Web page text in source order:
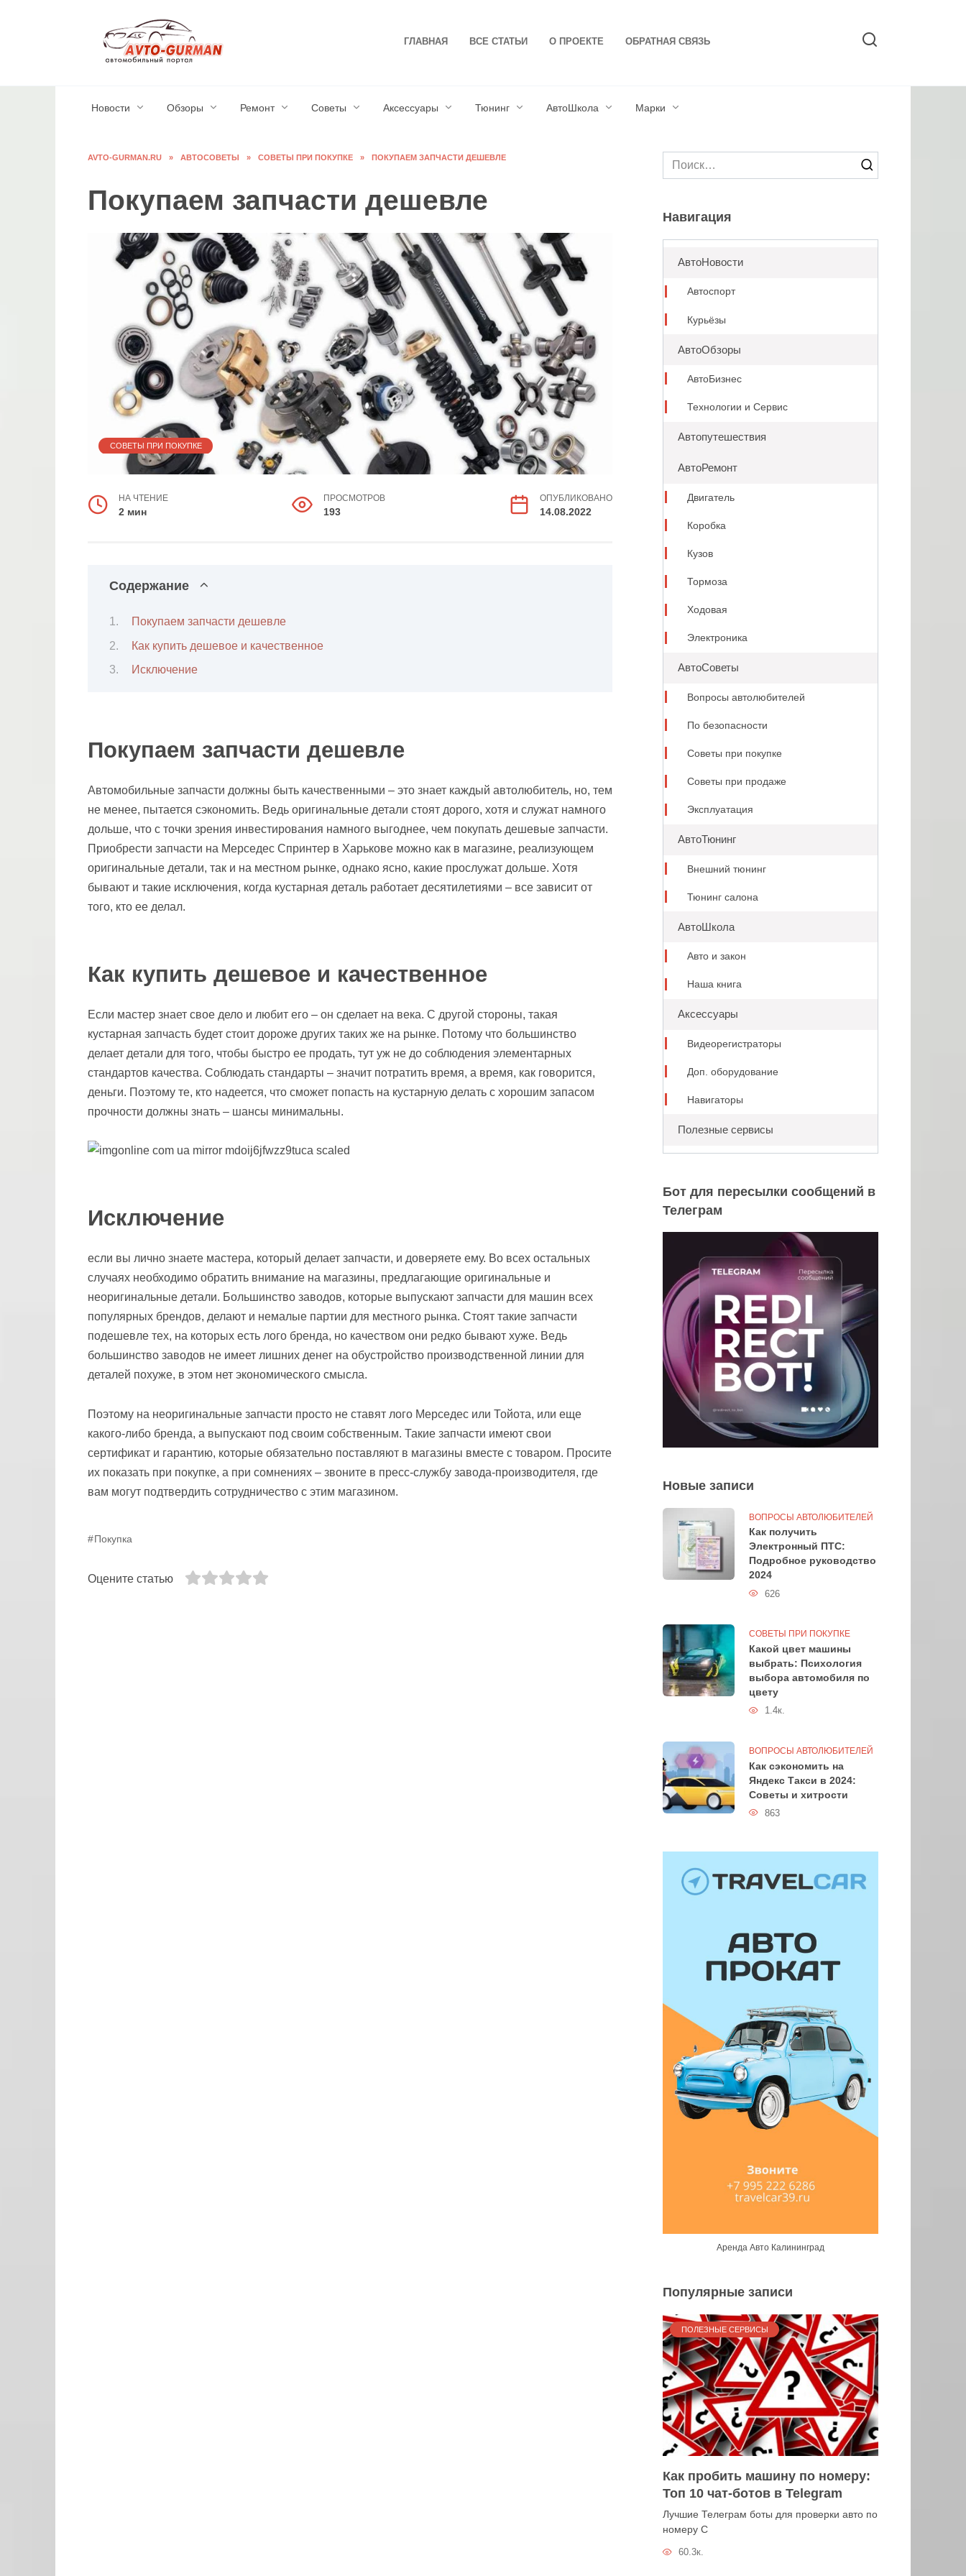
ГЛАВНАЯ ВСЕ СТАТЬИ О ПРОЕКТЕ ОБРАТНАЯ СВЯЗЬ
Новости Обзоры Ремонт Советы Аксессуары Тюнинг АвтоШкола Марки
AVTO-GURMAN.RU » АВТОСОВЕТЫ » СОВЕТЫ ПРИ ПОКУПКЕ » ПОКУПАЕМ ЗАПЧАСТИ ДЕШЕВЛЕ
Покупаем запчасти дешевле
СОВЕТЫ ПРИ ПОКУПКЕ
НА ЧТЕНИЕ
2 мин
ПРОСМОТРОВ
193
ОПУБЛИКОВАНО
14.08.2022
Содержание
Покупаем запчасти дешевле
Как купить дешевое и качественное
Исключение
Покупаем запчасти дешевле
Автомобильные запчасти должны быть качественными – это знает каждый автолюбитель, но, тем
не менее, пытается сэкономить. Ведь оригинальные детали стоят дорого, хотя и служат намного
дольше, что с точки зрения инвестирования намного выгоднее, чем покупать дешевые запчасти.
Приобрести запчасти на Мерседес Спринтер в Харькове можно как в магазине, реализующем
оригинальные детали, так и на местном рынке, однако ясно, какие прослужат дольше. Хотя
бывают и такие исключения, когда кустарная деталь работает десятилетиями – все зависит от
того, кто ее делал.
Как купить дешевое и качественное
Если мастер знает свое дело и любит его – он сделает на века. С другой стороны, такая
кустарная запчасть будет стоит дороже других таких же на рынке. Потому что большинство
делает детали для того, чтобы быстро ее продать, тут уж не до соблюдения элементарных
стандартов качества. Соблюдать стандарты – значит потратить время, а время, как говорится,
деньги. Поэтому те, кто надеется, что сможет попасть на кустарную делать с хорошим запасом
прочности должны знать – шансы минимальны.
Исключение
если вы лично знаете мастера, который делает запчасти, и доверяете ему. Во всех остальных
случаях необходимо обратить внимание на магазины, предлагающие оригинальные и
неоригинальные детали. Большинство заводов, которые выпускают запчасти для машин всех
популярных брендов, делают и немалые партии для местного рынка. Стоят такие запчасти
подешевле тех, на которых есть лого бренда, но качеством они редко бывают хуже. Ведь
большинство заводов не имеет лишних денег на обустройство производственной линии для
деталей похуже, в этом нет экономического смысла.
Поэтому на неоригинальные запчасти просто не ставят лого Мерседес или Тойота, или еще
какого-либо бренда, а выпускают под своим собственным. Такие запчасти имеют свои
сертификат и гарантию, которые обязательно поставляют в магазины вместе с товаром. Просите
их показать при покупке, а при сомнениях – звоните в пресс-службу завода-производителя, где
вам могут подтвердить сотрудничество с этим магазином.
Покупка
Оцените статью
Search
for:
Навигация
АвтоНовости
Автоспорт
Курьёзы
АвтоОбзоры
АвтоБизнес
Технологии и Сервис
Автопутешествия
АвтоРемонт
Двигатель
Коробка
Кузов
Тормоза
Ходовая
Электроника
АвтоСоветы
Вопросы автолюбителей
По безопасности
Советы при покупке
Советы при продаже
Эксплуатация
АвтоТюнинг
Внешний тюнинг
Тюнинг салона
АвтоШкола
Авто и закон
Наша книга
Аксессуары
Видеорегистраторы
Доп. оборудование
Навигаторы
Полезные сервисы
Бот для пересылки сообщений в
Телеграм
Новые записи
ВОПРОСЫ АВТОЛЮБИТЕЛЕЙ
Как получить
Электронный ПТС:
Подробное руководство
2024
626
СОВЕТЫ ПРИ ПОКУПКЕ
Какой цвет машины
выбрать: Психология
выбора автомобиля по
цвету
1.4к.
ВОПРОСЫ АВТОЛЮБИТЕЛЕЙ
Как сэкономить на
Яндекс Такси в 2024:
Советы и хитрости
863
Аренда Авто Калининград
Популярные записи
ПОЛЕЗНЫЕ СЕРВИСЫ
Как пробить машину по номеру:
Топ 10 чат-ботов в Telegram
Лучшие Телеграм боты для проверки авто по
номеру С
60.3к.